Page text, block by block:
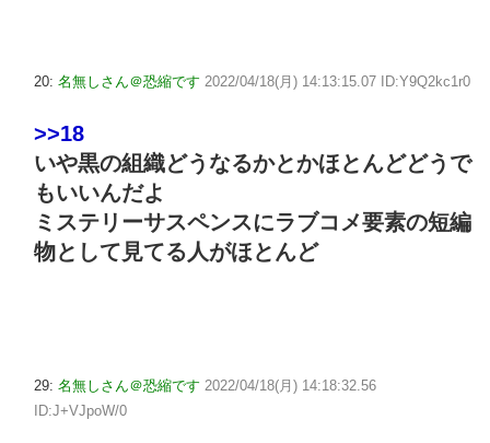
20: 名無しさん＠恐縮です 2022/04/18(月) 14:13:15.07 ID:Y9Q2kc1r0
>>18
いや黒の組織どうなるかとかほとんどどうで
もいいんだよ
ミステリーサスペンスにラブコメ要素の短編
物として見てる人がほとんど
29: 名無しさん＠恐縮です 2022/04/18(月) 14:18:32.56
ID:J+VJpoW/0